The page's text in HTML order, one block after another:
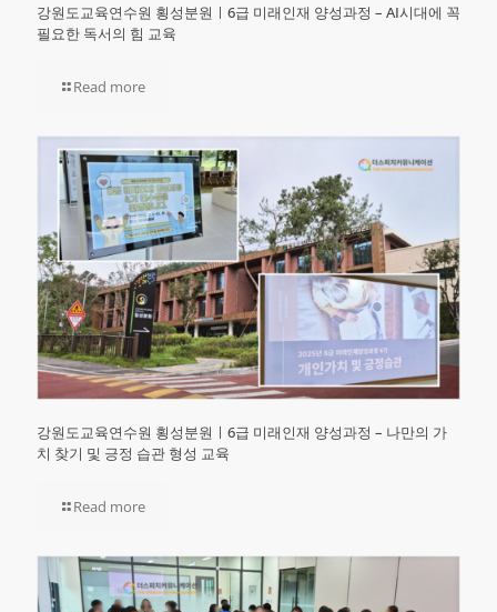
강원도교육연수원 횡성분원ㅣ6급 미래인재 양성과정 – AI시대에 꼭
필요한 독서의 힘 교육
Read more
강원도교육연수원 횡성분원ㅣ6급 미래인재 양성과정 – 나만의 가
치 찾기 및 긍정 습관 형성 교육
Read more